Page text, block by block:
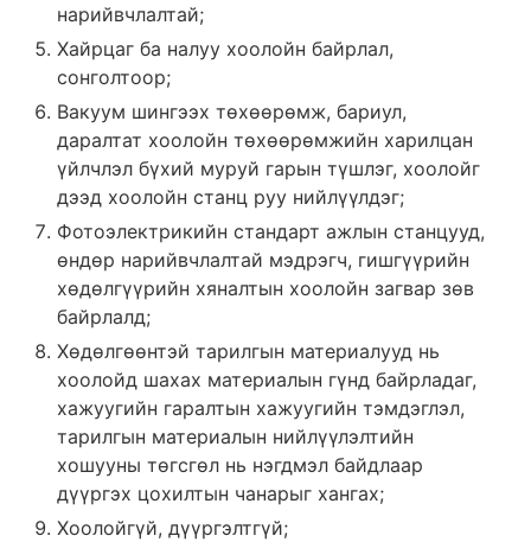
нарийвчлалтай;
Хайрцаг ба налуу хоолойн байрлал,
сонголтоор;
Вакуум шингээх төхөөрөмж, бариул,
даралтат хоолойн төхөөрөмжийн харилцан
үйлчлэл бүхий муруй гарын түшлэг, хоолойг
дээд хоолойн станц руу нийлүүлдэг;
Фотоэлектрикийн стандарт ажлын станцууд,
өндөр нарийвчлалтай мэдрэгч, гишгүүрийн
хөдөлгүүрийн хяналтын хоолойн загвар зөв
байрлалд;
Хөдөлгөөнтэй тарилгын материалууд нь
хоолойд шахах материалын гүнд байрладаг,
хажуугийн гаралтын хажуугийн тэмдэглэл,
тарилгын материалын нийлүүлэлтийн
хошууны төгсгөл нь нэгдмэл байдлаар
дүүргэх цохилтын чанарыг хангах;
Хоолойгүй, дүүргэлтгүй;